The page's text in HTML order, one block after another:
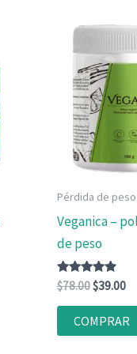
Pérdida de peso
Veganica –
de peso
Valorado
con
4.75
de 5
$78.00El
original
era:
$39.00El
es:
COMPRAR